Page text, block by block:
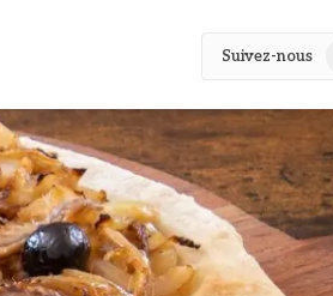
Suivez-nous